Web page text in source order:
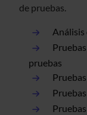
de pruebas.
Análisis
pruebas